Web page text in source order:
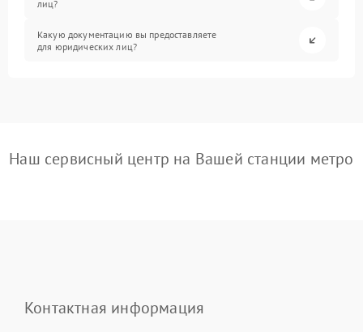
лиц?
Какую документацию вы предоставляете
для юридических лиц?
Наш сервисный центр на Вашей станции метро
Контактная информация